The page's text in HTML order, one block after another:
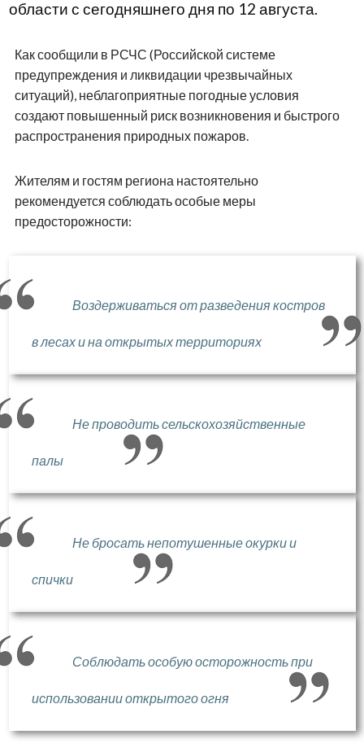
области с сегодняшнего дня по 12 августа.
Как сообщили в РСЧС (Российской системе
предупреждения и ликвидации чрезвычайных
ситуаций), неблагоприятные погодные условия
создают повышенный риск возникновения и быстрого
распространения природных пожаров.
Жителям и гостям региона настоятельно
рекомендуется соблюдать особые меры
предосторожности:
Воздерживаться от разведения костров
в лесах и на открытых территориях
Не проводить сельскохозяйственные
палы
Не бросать непотушенные окурки и
спички
Соблюдать особую осторожность при
использовании открытого огня